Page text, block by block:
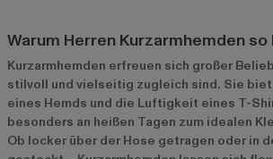
Warum Herren Kurzarmhemden
Kurzarmhemden erfreuen sich großer
stilvoll und vielseitig zugleich sind. Sie
eines Hemds und die Luftigkeit eines T-
besonders an heißen Tagen zum idealen
Ob locker über der Hose getragen oder in